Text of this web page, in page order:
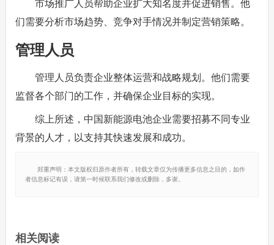
市场推广人员帮助企业扩大知名度并促进销售。他
们需要分析市场趋势、竞争对手情况并制定营销策略。
管理人员
管理人员负责企业整体运营和战略规划。他们需要
监督各个部门的工作，并确保企业目标的实现。
综上所述，中国新能源电池企业需要招募不同专业
背景的人才，以支持其快速发展和成功。
郑重声明：本文版权归原作者所有，转载文章仅为传播更多信息之目的，如作
者信息标记有误，请第一时候联系我们修改或删除，多谢。
相关阅读